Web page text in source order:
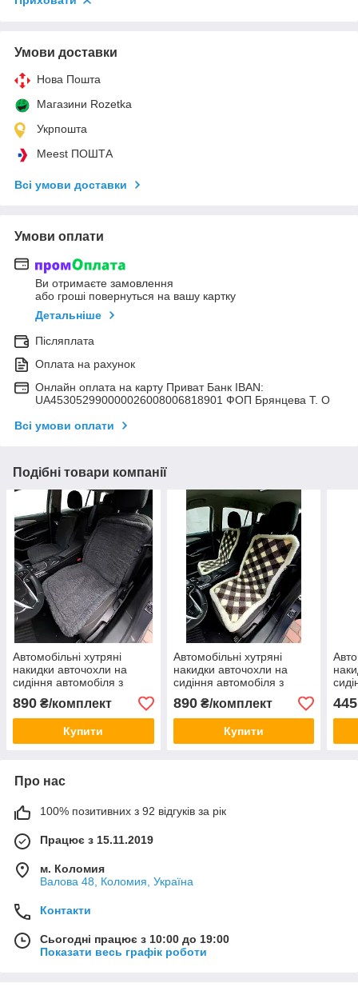
Умови доставки
Нова Пошта
Магазини Rozetka
Укрпошта
Meest ПОШТА
Всі умови доставки
Умови оплати
Ви отримаєте замовлення
або гроші повернуться на вашу картку
Детальніше
Післяплата
Оплата на рахунок
Онлайн оплата на карту Приват Банк IBAN:
UA453052990000026008006818901 ФОП Брянцева Т. О
Всі умови оплати
Подібні товари компанії
Автомобільні хутряні
накидки авточохли на
сидіння автомобіля з
овечої шерсті чохли
автонакидки з овчини С2
890 ₴/комплект
Купити
Автомобільні хутряні
накидки авточохли на
сидіння автомобіля з
овечої шерсті чохли
автонакидки з овчини Р2
890₴/комплект
Купити
445
Про нас
100% позитивних з 92 відгуків за рік
Працює з 15.11.2019
м. Коломия
Валова 48, Коломия, Україна
Контакти
Сьогодні працює з 10:00 до 19:00
Показати весь графік роботи